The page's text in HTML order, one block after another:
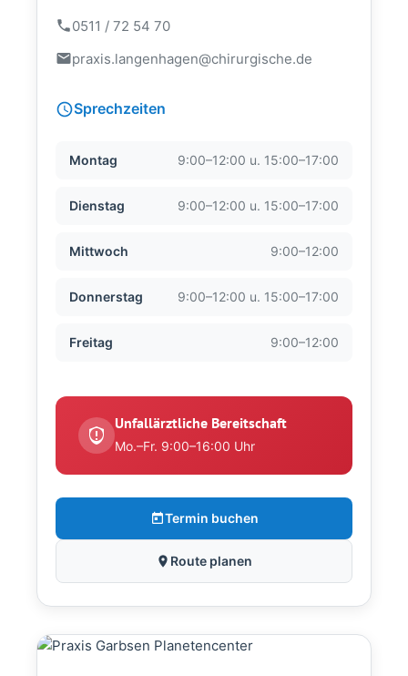
0511 / 72 54 70
praxis.langenhagen@chirurgische.de
Sprechzeiten
Montag 9:00–12:00 u. 15:00–17:00
Dienstag 9:00–12:00 u. 15:00–17:00
Mittwoch 9:00–12:00
Donnerstag 9:00–12:00 u. 15:00–17:00
Freitag 9:00–12:00
Unfallärztliche Bereitschaft
Mo.–Fr. 9:00–16:00 Uhr
Termin buchen
Route planen